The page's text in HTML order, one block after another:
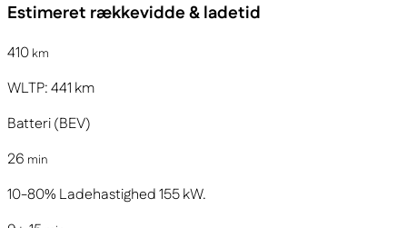
Estimeret rækkevidde & ladetid
410 km
WLTP:441 km
Batteri (BEV)
26 min
10-80% Ladehastighed155kW.